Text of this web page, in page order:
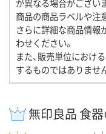
が異なる場合がござい
商品の商品ラベルや注
さらに詳細な商品情報
わせください。
また、販売単位におけ
するものではありませ
無印良品 食